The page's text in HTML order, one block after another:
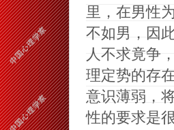
里，在男性
不如男，因
人不求竟争
理定势的存
意识薄弱，
性的要求是